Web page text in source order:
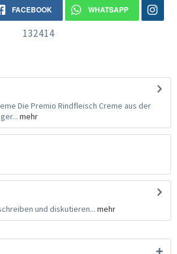
FACEBOOK WHATSAPP
132414
Die Premio Rindfleisch Creme aus der
mehr
und diskutieren... mehr